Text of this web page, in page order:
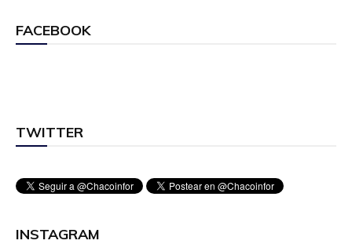
FACEBOOK
TWITTER
INSTAGRAM